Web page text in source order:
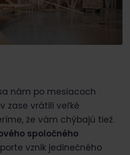
nám po mesiacoch
zase vrátili veľké
že vám chýbajú tiež.
spoločného
vznik jedinečného